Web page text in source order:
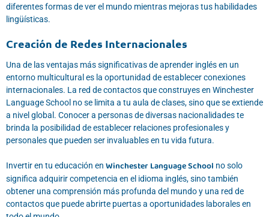
diferentes formas de ver el mundo mientras mejoras tus habilidades
lingüísticas.
Creación de Redes Internacionales
Una de las ventajas más significativas de aprender inglés en un
entorno multicultural es la oportunidad de establecer conexiones
internacionales. La red de contactos que construyes en Winchester
Language School no se limita a tu aula de clases, sino que se extiende
a nivel global. Conocer a personas de diversas nacionalidades te
brinda la posibilidad de establecer relaciones profesionales y
personales que pueden ser invaluables en tu vida futura.
Invertir en tu educación en Winchester Language School no solo
significa adquirir competencia en el idioma inglés, sino también
obtener una comprensión más profunda del mundo y una red de
contactos que puede abrirte puertas a oportunidades laborales en